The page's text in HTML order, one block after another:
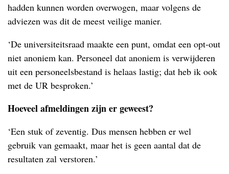
hadden kunnen worden overwogen, maar volgens de
adviezen was dit de meest veilige manier.
‘De universiteitsraad maakte een punt, omdat een opt-out
niet anoniem kan. Personeel dat anoniem is verwijderen
uit een personeelsbestand is helaas lastig; dat heb ik ook
met de UR besproken.’
Hoeveel afmeldingen zijn er geweest?
‘Een stuk of zeventig. Dus mensen hebben er wel
gebruik van gemaakt, maar het is geen aantal dat de
resultaten zal verstoren.’